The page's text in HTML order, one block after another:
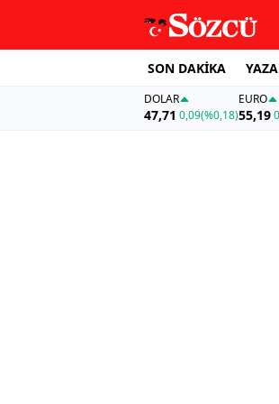
SON DAKİKA
DOLAR
47,71 0,09(%0,18)
EURO
55,19